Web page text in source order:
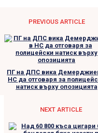
PREVIOUS ARTICLE
ПГ на ДПС вика
НС да отговаря за
натиск върху опозицията
NEXT ARTICLE